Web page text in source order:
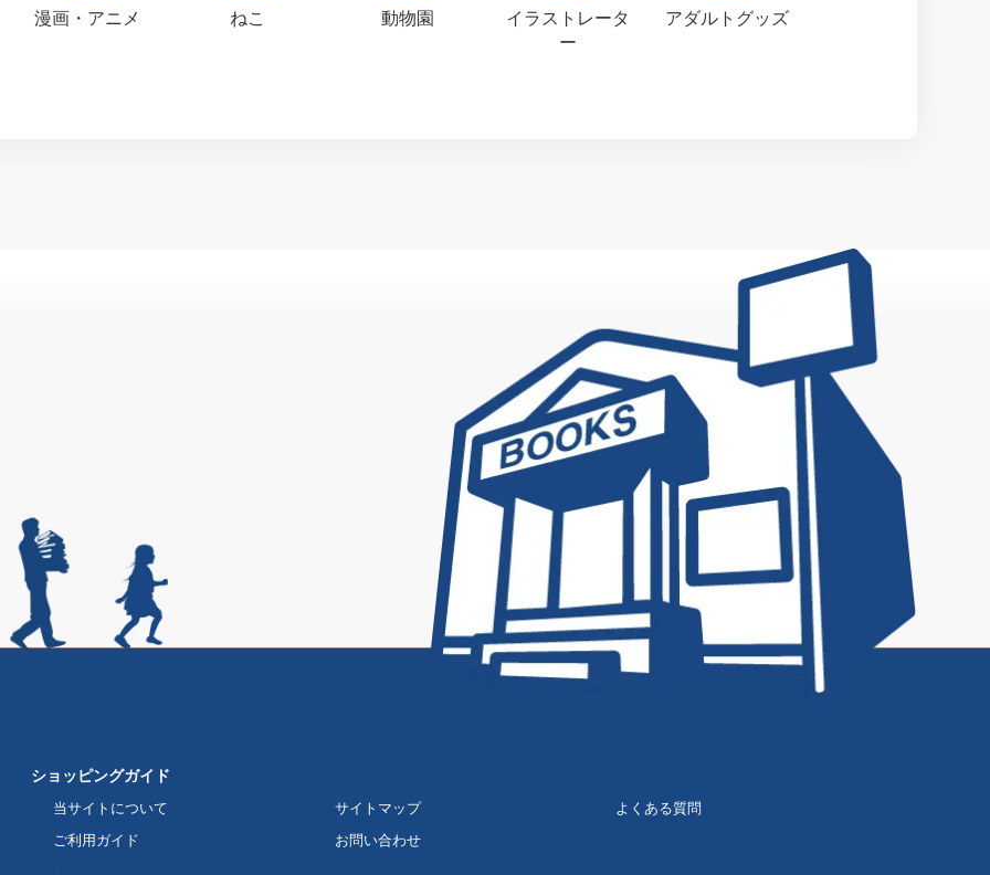
漫画・アニメ ねこ 動物園
イラストレータ
ー
アダルトグッズ
ショッピングガイド
当サイトについて サイトマップ
よくある質問
ご利用ガイド
お問い合わせ